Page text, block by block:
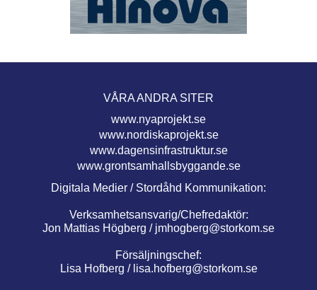
VÅRA ANDRA SITER
www.nyaprojekt.se
www.nordiskaprojekt.se
www.dagensinfrastruktur.se
www.grontsamhallsbyggande.se
Digitala Medier / Stordåhd Kommunikation:
Verksamhetsansvarig/Chefredaktör:
Jon Mattias Högberg / jmhogberg@storkom.se
Försäljningschef:
Lisa Hofberg / lisa.hofberg@storkom.se